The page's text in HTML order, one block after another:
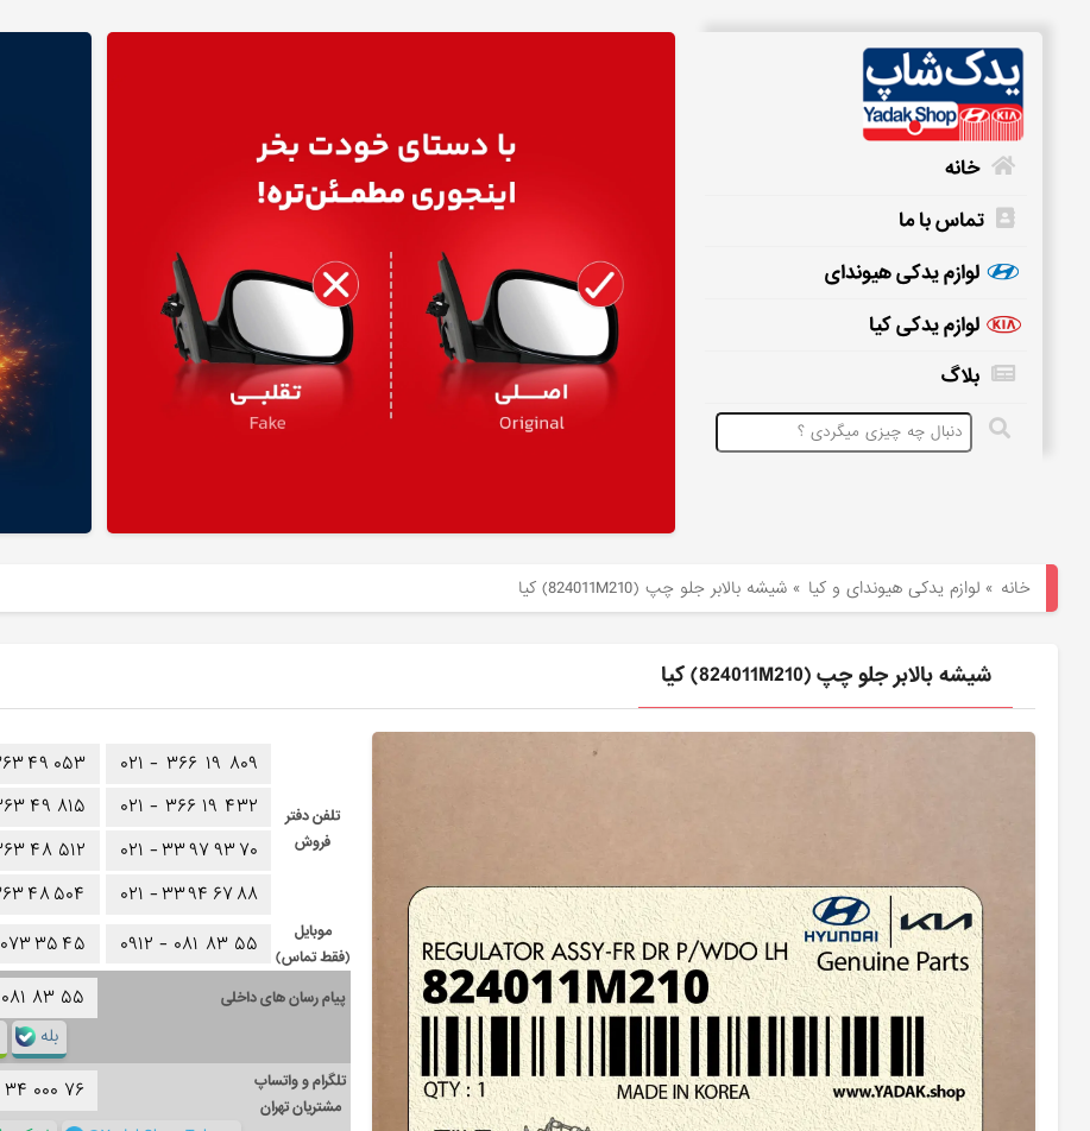
لوازم
خانه
تماس با ما
لوازم یدکی هیوندای
لوازم یدکی کیا
بلاگ
خانه »لوازم یدکی هیوندای و کیا »شيشه بالابر جلو چپ (824011M210) کیا
شيشه بالابر جلو چپ (824011M210) کیا
تلفن دفتر
فروش
۰۲۱ - ۳۶۶ ۱۹ ۸۰۹
۰۲۱ - ۳۶۶ ۱۹ ۴۳۲
۰۲۱ -۳۳۹۷۹۳۷۰
۰۲۱ -۳۳۹۴ ۶۷۸۸
۴۹ ۰۵۳
۴۹ ۸۱۵
۴۸ ۵۱۲
۴۸۵۰۴
موبایل
(فقط تماس)
۰۹۱۲ - ۰۸۱ ۸۳ ۵۵ ۰۷۳۳۵ ۴۵
پیام رسان های داخلی ۰۸۱ ۸۳ ۵۵
بله
تلگرام و واتساپ
مشتریان تهران
۳۴ ۰۰۰ ۷۶